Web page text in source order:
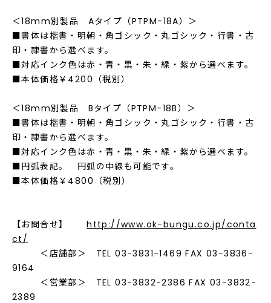
＜18mm別製品 Aタイプ（PTPM-18A）＞
■書体は楷書・明朝・角ゴシック・丸ゴシック・行書・古
印・隷書から選べます。
■対応インク色は赤・青・黒・朱・緑・紫から選べます。
■本体価格￥4200（税別）
＜18mm別製品 Bタイプ（PTPM-18B）＞
■書体は楷書・明朝・角ゴシック・丸ゴシック・行書・古
印・隷書から選べます。
■対応インク色は赤・青・黒・朱・緑・紫から選べます。
■円弧表記。 円弧の中線も可能です。
■本体価格￥4800（税別）
【お問合せ】http://www.ok-bungu.co.jp/conta
ct/
＜店舗部＞ TEL 03-3831-1469 FAX 03-3836-
9164
＜営業部＞ TEL 03-3832-2386 FAX 03-3832-
2389